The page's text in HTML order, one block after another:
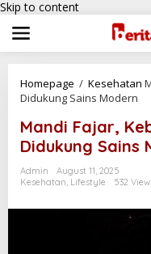
Skip to content
Homepage / Kesehatan
Didukung Sains Modern
Mandi Fajar,
Didukung Sains
Admin
August 11, 2025
Kesehatan, Lifestyle 532